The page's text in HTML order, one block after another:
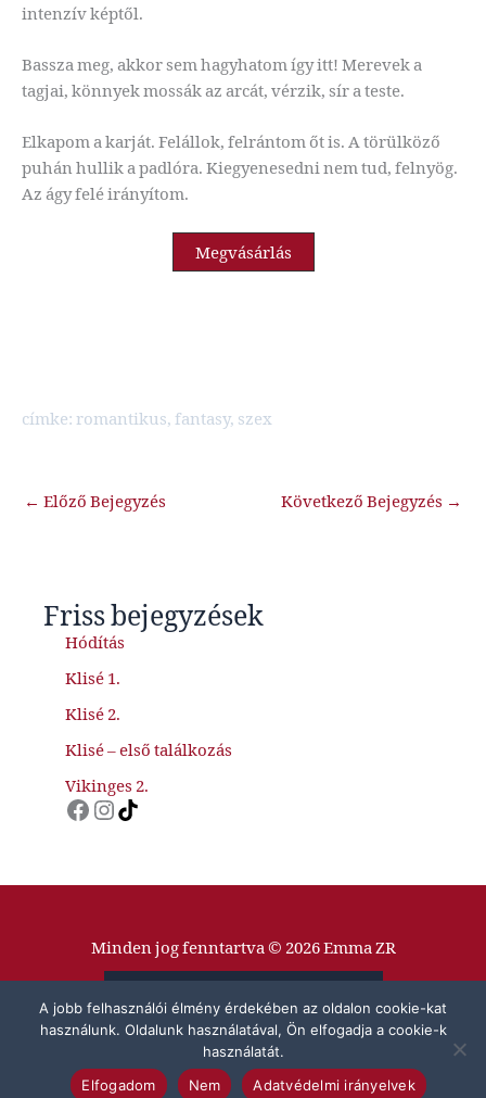
intenzív képtől.
Bassza meg, akkor sem hagyhatom így itt! Merevek a
tagjai, könnyek mossák az arcát, vérzik, sír a teste.
Elkapom a karját. Felállok, felrántom őt is. A törülköző
puhán hullik a padlóra. Kiegyenesedni nem tud, felnyög.
Az ágy felé irányítom.
Megvásárlás
címke: romantikus, fantasy, szex
← Előző Bejegyzés Következő Bejegyzés →
Friss bejegyzések
Hódítás
Klisé 1.
Klisé 2.
Klisé – első találkozás
Vikinges 2.
Facebook InstagramTikTok
Minden jog fenntartva © 2026 Emma ZR
Impresszum
A jobb felhasználói élmény érdekében az oldalon cookie-kat
használunk. Oldalunk használatával, Ön elfogadja a cookie-k
használatát.
Elfogadom
Nem Adatvédelmi irányelvek